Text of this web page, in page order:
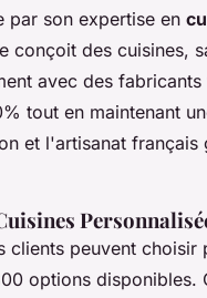
par son expertise en
conçoit des cuisines,
avec des
tout en maintenant
et l'artisanat français
clients peuvent choisir
options disponibles.